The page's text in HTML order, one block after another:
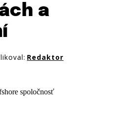
a
Redaktor